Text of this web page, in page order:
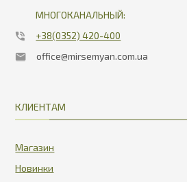
МНОГОКАНАЛЬНЫЙ:
+38(0352) 420-400
office@mirsemyan.com.ua
КЛИЕНТАМ
Магазин
Новинки